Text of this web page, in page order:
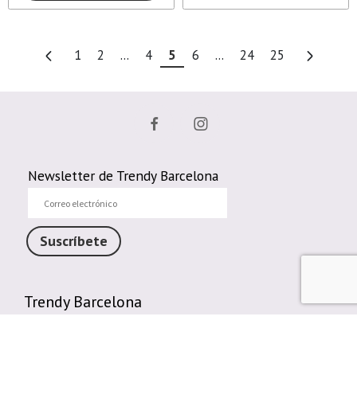
1 2 ... 4 5 6 ... 24 25
Newsletter de Trendy Barcelona
electrónico
Suscríbete
Trendy Barcelona